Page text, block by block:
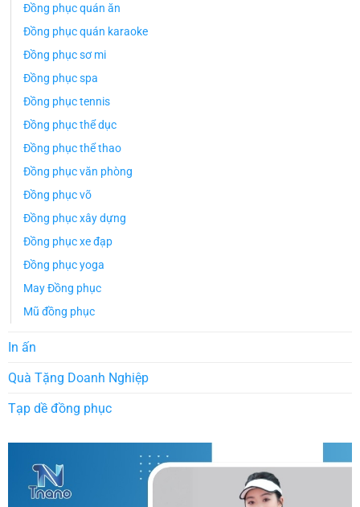
Đồng phục quán ăn
Đồng phục quán karaoke
Đồng phục sơ mi
Đồng phục spa
Đồng phục tennis
Đồng phục thể dục
Đồng phục thể thao
Đồng phục văn phòng
Đồng phục võ
Đồng phục xây dựng
Đồng phục xe đạp
Đồng phục yoga
May Đồng phục
Mũ đồng phục
In ấn
Quà Tặng Doanh Nghiệp
Tạp dề đồng phục